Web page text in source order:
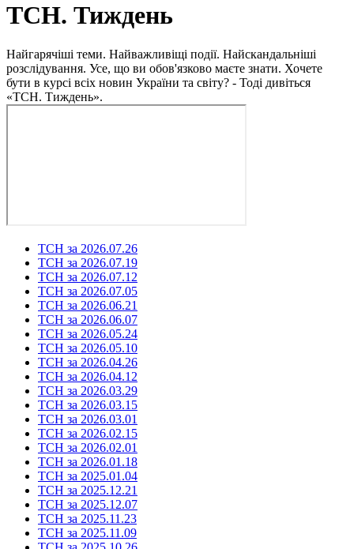
ТСН. Тиждень
Найгарячіші теми. Найважливіщі події. Найскандальніші
розслідування. Усе, що ви обов'язково маєте знати. Хочете
бути в курсі всіх новин України та світу? - Тоді дивіться
«ТСН. Тиждень».
ТСН за 2026.07.26
ТСН за 2026.07.19
ТСН за 2026.07.12
ТСН за 2026.07.05
ТСН за 2026.06.21
ТСН за 2026.06.07
ТСН за 2026.05.24
ТСН за 2026.05.10
ТСН за 2026.04.26
ТСН за 2026.04.12
ТСН за 2026.03.29
ТСН за 2026.03.15
ТСН за 2026.03.01
ТСН за 2026.02.15
ТСН за 2026.02.01
ТСН за 2026.01.18
ТСН за 2025.01.04
ТСН за 2025.12.21
ТСН за 2025.12.07
ТСН за 2025.11.23
ТСН за 2025.11.09